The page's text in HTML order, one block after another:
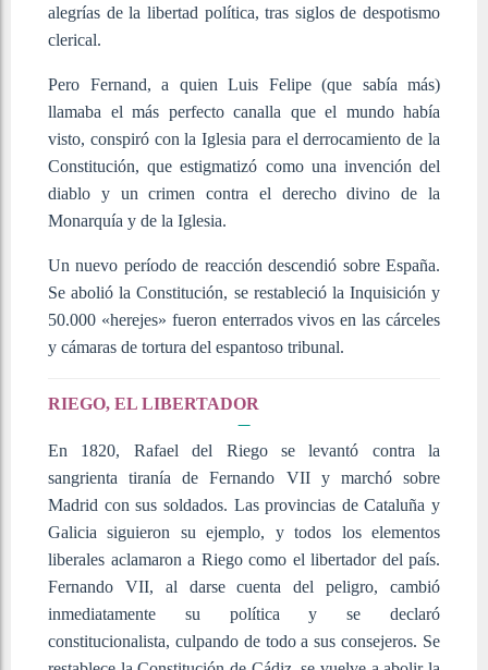
alegrías de la libertad política, tras siglos de despotismo
clerical.
Pero Fernand, a quien Luis Felipe (que sabía más)
llamaba el más perfecto canalla que el mundo había
visto, conspiró con la Iglesia para el derrocamiento de la
Constitución, que estigmatizó como una invención del
diablo y un crimen contra el derecho divino de la
Monarquía y de la Iglesia.
Un nuevo período de reacción descendió sobre España.
Se abolió la Constitución, se restableció la Inquisición y
50.000 «herejes» fueron enterrados vivos en las cárceles
y cámaras de tortura del espantoso tribunal.
RIEGO, EL LIBERTADOR
En 1820, Rafael del Riego se levantó contra la
sangrienta tiranía de Fernando VII y marchó sobre
Madrid con sus soldados. Las provincias de Cataluña y
Galicia siguieron su ejemplo, y todos los elementos
liberales aclamaron a Riego como el libertador del país.
Fernando VII, al darse cuenta del peligro, cambió
inmediatamente su política y se declaró
constitucionalista, culpando de todo a sus consejeros. Se